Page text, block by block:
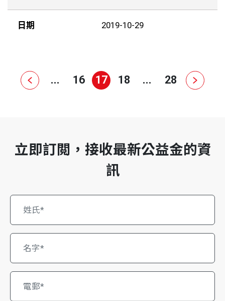
日期 2019-10-29
... 16 17 18 ... 28
立即訂閲，接收最新公益金的資
訊